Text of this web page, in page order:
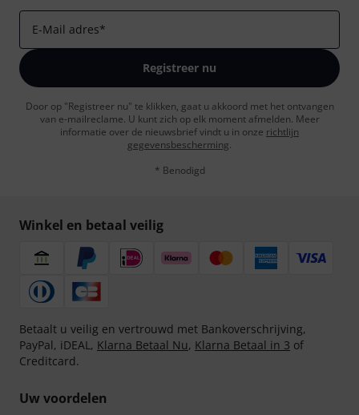
E-Mail adres*
Registreer nu
Door op "Registreer nu" te klikken, gaat u akkoord met het ontvangen
van e-mailreclame. U kunt zich op elk moment afmelden. Meer
informatie over de nieuwsbrief vindt u in onze richtlijn
gegevensbescherming.
* Benodigd
Winkel en betaal veilig
Betaalt u veilig en vertrouwd met Bankoverschrijving,
PayPal, iDEAL, Klarna Betaal Nu, Klarna Betaal in 3 of
Creditcard.
Uw voordelen